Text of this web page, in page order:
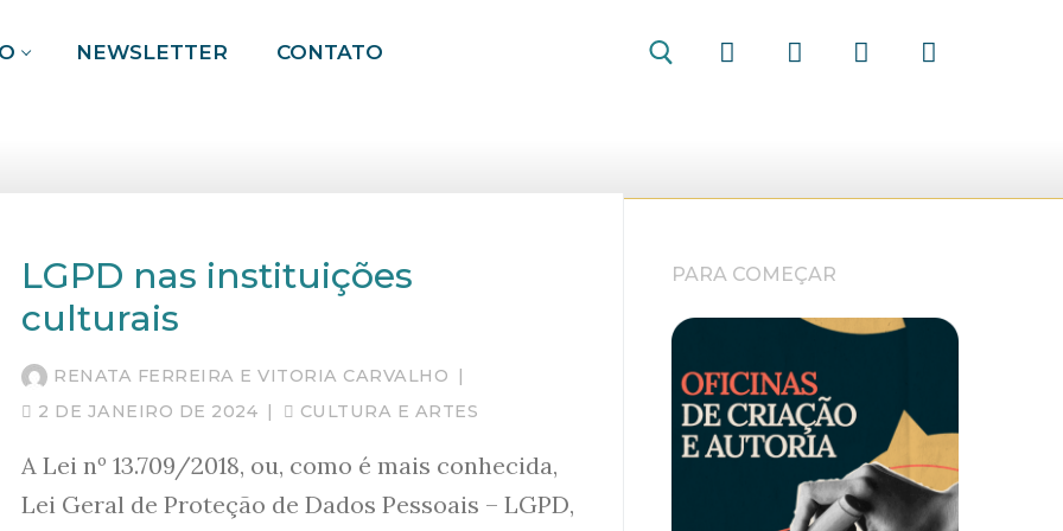
NEWSLETTER CONTATO
LGPD nas instituições
culturais
RENATA FERREIRA E VITORIA CARVALHO
|
2 DE JANEIRO DE 2024
CULTURA E ARTES
A Lei nº 13.709/2018, ou, como é mais conhecida,
Lei Geral de Proteção de Dados Pessoais – LGPD,
PARA COMEÇAR